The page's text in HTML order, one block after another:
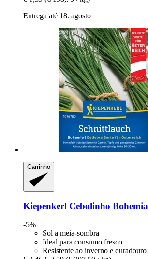
Entrega até 18. agosto
Carrinho
Kiepenkerl Cebolinho Bohemia
-5%
Sol a meia-sombra
Ideal para consumo fresco
Resistente ao inverno e duradouro